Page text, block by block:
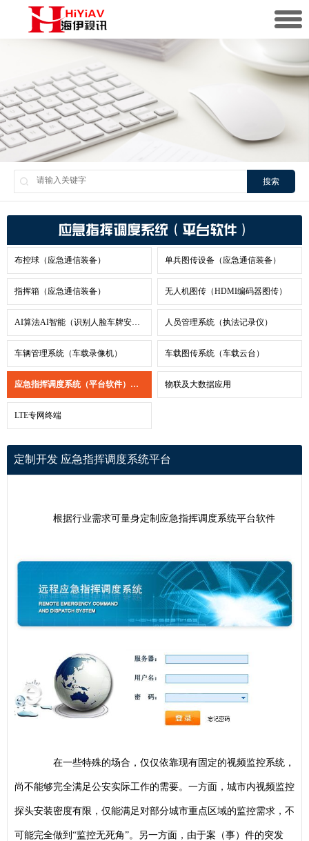
搜索
应急指挥调度系统（平台软件）
布控球（应急通信装备） 单兵图传设备（应急通信装备）
指挥箱（应急通信装备） 无人机图传（HDMI编码器图传）
AI算法AI智能（识别人脸车牌安全帽） 人员管理系统（执法记录仪）
车辆管理系统（车载录像机） 车载图传系统（车载云台）
应急指挥调度系统（平台软件） 物联及大数据应用
LTE专网终端
定制开发 应急指挥调度系统平台
根据行业需求可量身定制 应急指挥调度系统平台软件
在一些特殊的场合，仅仅依靠现有固定的视频监控系统，
尚不能够完全满足公安实际工作的需要。一方面，城市内视频监控
探头安装密度有限，仅能满足对部分城市重点区域的监控需求，不
可能完全做到“监控无死角”。另一方面，由于案（事）件的突发